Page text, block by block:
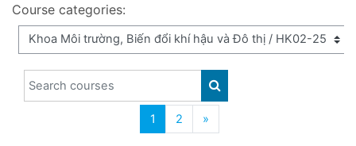
Course categories:
Search courses
SEARCH COURSES
1 (current)
2 »Next page